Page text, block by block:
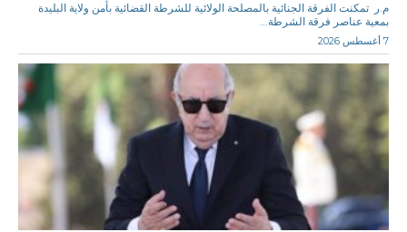
م.ر تمكنت الفرقة الجنائية بالمصلحة الولائية للشرطة القضائية بأمن ولاية البليدة
بمعية عناصر فرقة الشرطة...
7 أغسطس 2026